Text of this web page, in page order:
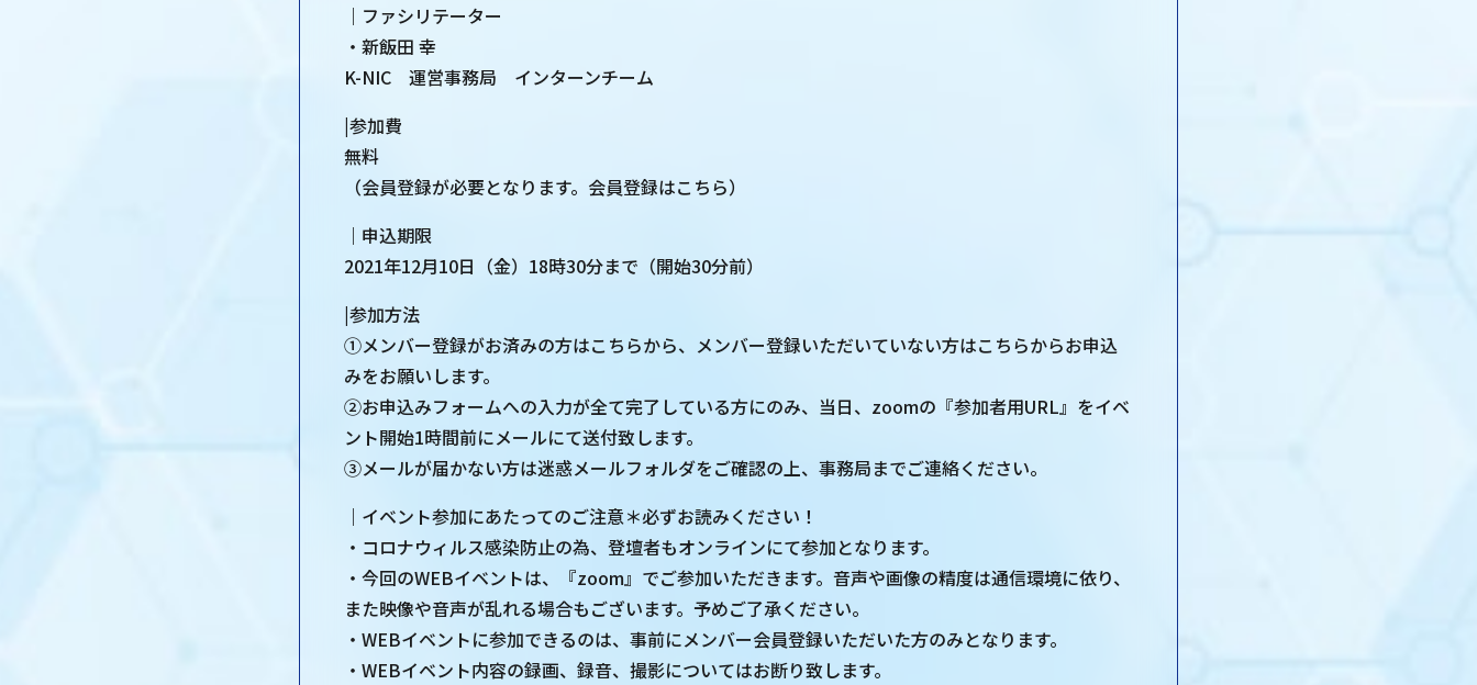
｜ファシリテーター
・新飯田 幸
K-NIC 運営事務局 インターンチーム
|参加費
無料
（会員登録が必要となります。会員登録はこちら）
｜申込期限
2021年12月10日（金）18時30分まで（開始30分前）
|参加方法
①メンバー登録がお済みの方はこちらから、メンバー登録いただいていない方はこちらからお申込
みをお願いします。
②お申込みフォームへの入力が全て完了している方にのみ、当日、zoomの『参加者用URL』をイベ
ント開始1時間前にメールにて送付致します。
③メールが届かない方は迷惑メールフォルダをご確認の上、事務局までご連絡ください。
｜イベント参加にあたってのご注意＊必ずお読みください！
・コロナウィルス感染防止の為、登壇者もオンラインにて参加となります。
・今回のWEBイベントは、『zoom』でご参加いただきます。音声や画像の精度は通信環境に依り、
また映像や音声が乱れる場合もございます。予めご了承ください。
・WEBイベントに参加できるのは、事前にメンバー会員登録いただいた方のみとなります。
・WEBイベント内容の録画、録音、撮影についてはお断り致します。